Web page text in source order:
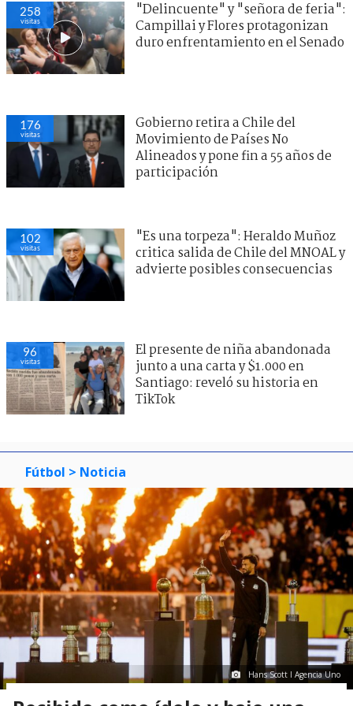
258
visitas
"Delincuente" y "señora de feria":
Campillai y Flores protagonizan
duro enfrentamiento en el Senado
176
visitas
Gobierno retira a Chile del
Movimiento de Países No
Alineados y pone fin a 55 años de
participación
102
visitas
"Es una torpeza": Heraldo Muñoz
critica salida de Chile del MNOAL y
advierte posibles consecuencias
96
visitas
El presente de niña abandonada
junto a una carta y $1.000 en
Santiago: reveló su historia en
TikTok
Fútbol > Noticia
Hans Scott I Agencia Uno